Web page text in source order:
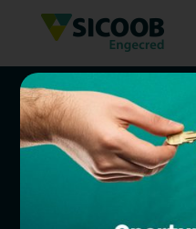
SICOOB
COMPRAR,